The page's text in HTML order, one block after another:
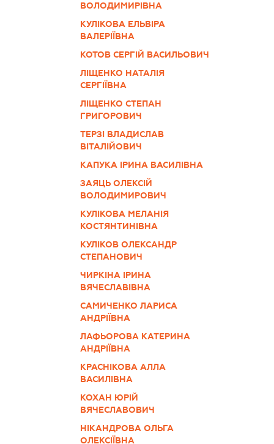
ВОЛОДИМИРІВНА
КУЛІКОВА ЕЛЬВІРА
ВАЛЕРІЇВНА
КОТОВ СЕРГІЙ ВАСИЛЬОВИЧ
ЛІЩЕНКО НАТАЛІЯ
СЕРГІЇВНА
ЛІЩЕНКО СТЕПАН
ГРИГОРОВИЧ
ТЕРЗІ ВЛАДИСЛАВ
ВІТАЛІЙОВИЧ
КАПУКА ІРИНА ВАСИЛІВНА
ЗАЯЦЬ ОЛЕКСІЙ
ВОЛОДИМИРОВИЧ
КУЛІКОВА МЕЛАНІЯ
КОСТЯНТИНІВНА
КУЛІКОВ ОЛЕКСАНДР
СТЕПАНОВИЧ
ЧИРКІНА ІРИНА
ВЯЧЕСЛАВІВНА
САМИЧЕНКО ЛАРИСА
АНДРІЇВНА
ЛАФЬОРОВА КАТЕРИНА
АНДРІЇВНА
КРАСНІКОВА АЛЛА
ВАСИЛІВНА
КОХАН ЮРІЙ
ВЯЧЕСЛАВОВИЧ
НІКАНДРОВА ОЛЬГА
ОЛЕКСІЇВНА